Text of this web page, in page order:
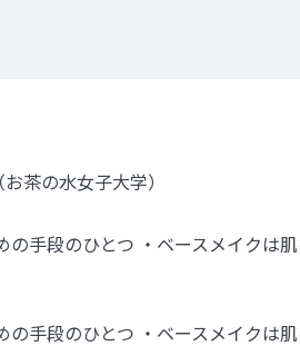
茶の水女子大学）
手段のひとつ ・ベースメイクは
手段のひとつ ・ベースメイクは